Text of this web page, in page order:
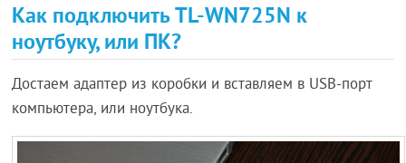
Как подключить TL-WN725N к
ноутбуку, или ПК?
Достаем адаптер из коробки и вставляем в USB-порт
компьютера, или ноутбука.